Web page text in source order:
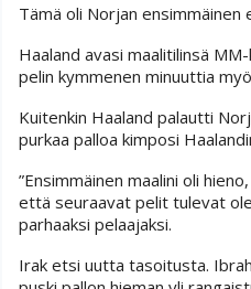
Tämä oli Norjan
Haaland avasi maalitilinsä
pelin kymmenen minuuttia
Kuitenkin Haaland palautti
purkaa palloa kimposi
”Ensimmäinen maalini oli
että seuraavat pelit tulevat
parhaaksi pelaajaksi.
Irak etsi uutta tasoitusta.